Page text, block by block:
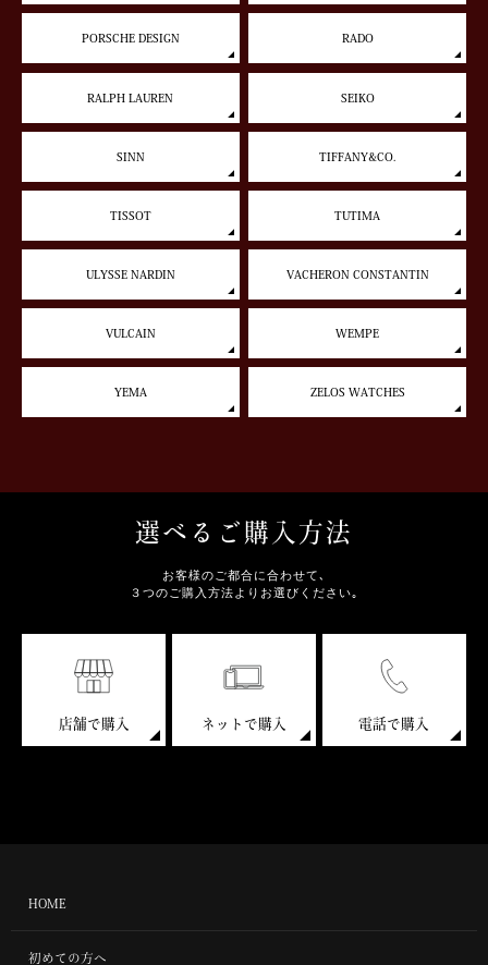
PORSCHE DESIGN RADO
RALPH LAUREN SEIKO
SINN TIFFANY&CO.
TISSOT TUTIMA
ULYSSE NARDIN VACHERON CONSTANTIN
VULCAIN WEMPE
YEMA ZELOS WATCHES
選べるご購入方法
お客様のご都合に合わせて､
３つのご購入方法よりお選びください｡
店舗で購入 ネットで購入 電話で購入
HOME
初めての方へ